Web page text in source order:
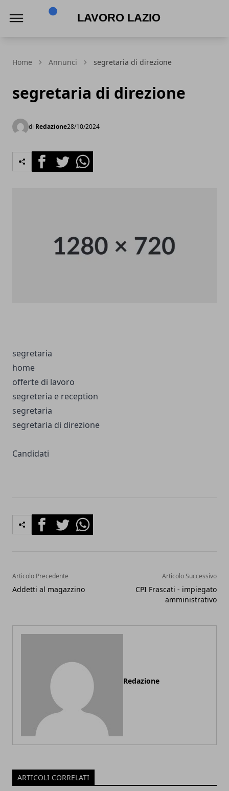
Home Annunci segretaria di direzione
segretaria di direzione
di Redazione28/10/2024
FacebookTwitterWhatsapp
segretaria
home
offerte di lavoro
segreteria e reception
segretaria
segretaria di direzione
Candidati
FacebookTwitterWhatsapp
Articolo Precedente
Addetti al magazzino
Articolo Successivo
CPI Frascati - impiegato
amministrativo
Redazione
ARTICOLI CORRELATI